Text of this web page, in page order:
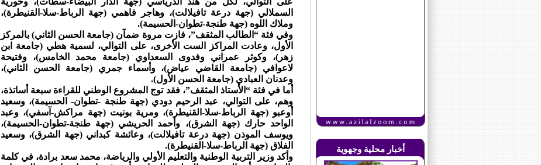
السملالي (جهة درعة تافيلالت)، وهاجر فاهمي (جهة الرباط-سلا-القنيطرة)،
وملاك اللوه (جهة طنجة-تطوان-الحسيمة).
وفي فئة “الطالب المثقف”، فازت مروة ضمآن (جامعة الحسن الثاني) بالمركز
الأول، وعادت المراكز الست الأخرى، على التوالي، لسمية هطي (جامعة ابن
زهر)، وكوثر عمراني وفدوى السعداوي (جامعة محمد الخامس)، وفتيحة
لاعوافي (جامعة القاضي عياض)، وأسماء جمري (جامعة الحسن الثاني)،
وعدنان العبادي (جامعة الحسن الأول).
أما في فئة “الأستاذ المثقف”، فقد توج المشروع الوطني للقراءة سبعة أساتذة،
وهم، على التوالي، عبد الرحيم دودي (جهة طنجة -تطوان- الحسيمة)، وسعيد
أوعبو (جهة الرباط-سلا-القنيطرة)، ومرية بونيت (جهة مراكش-آسفي)، وعبد
الواحد حارك (جهة الشرق)، وأحمد الحريشي (جهة طنجة-تطوان-الحسيمة)،
ويوسف الموذن (جهة درعة تافيلالت)، وعائشة كبداني (جهة الشرق)، وسعيد
الفلاق (جهة الرباط-سلا-القنيطرة).
وأكد وزير التربية الوطنية والتعليم الأولي والرياضة، محمد سعد برادة، في كلمة
أخبار محلية وجهوية